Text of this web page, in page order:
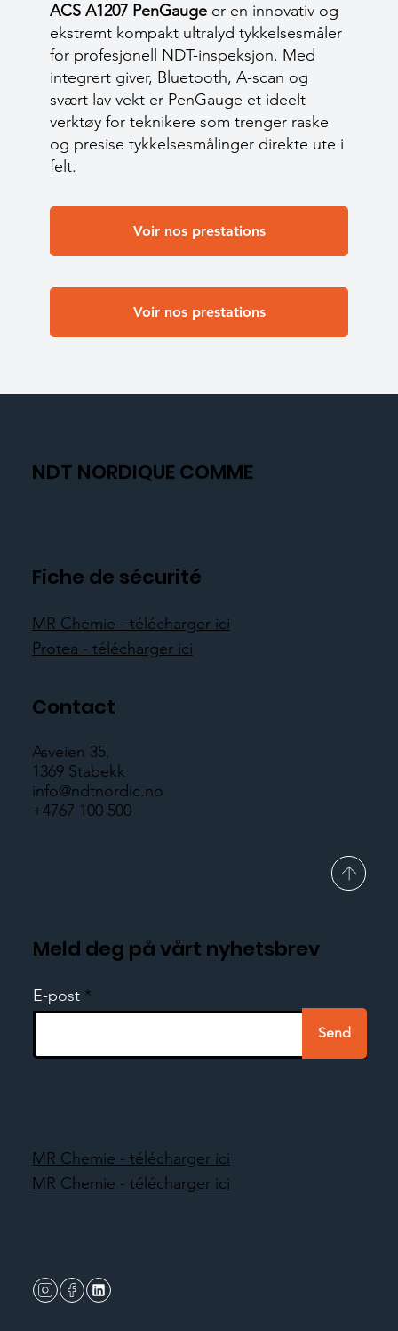
ACS A1207 PenGauge er en innovativ og
ekstremt kompakt ultralyd tykkelsesmåler
for profesjonell NDT-inspeksjon. Med
integrert giver, Bluetooth, A-scan og
svært lav vekt er PenGauge et ideelt
verktøy for teknikere som trenger raske
og presise tykkelsesmålinger direkte ute i
felt.
Voir nos prestations
Voir nos prestations
NDT NORDIQUE COMME
Fiche de sécurité
MR Chemie - télécharger ici
Protea - télécharger ici
Contact
Asveien 35,
1369 Stabekk
info@ndtnordic.no
+4767 100 500
Meld deg på vårt nyhetsbrev
E-post
Send
MR Chemie - télécharger ici
MR Chemie - télécharger ici